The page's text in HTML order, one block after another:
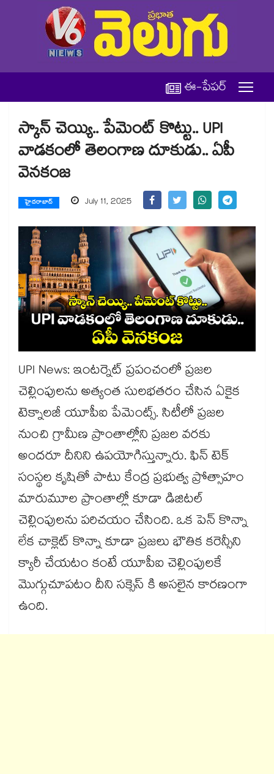
ఈ-పేపర్
స్కాన్ చెయ్యి.. పేమెంట్ కొట్టు.. UPI
వాడకంలో తెలంగాణ దూకుడు.. ఏపీ
వెనకంజ
హైదరాబాద్ July 11, 2025
UPI News: ఇంటర్నెట్ ప్రపంచంలో ప్రజల
చెల్లింపులను అత్యంత సులభతరం చేసిన ఏకైక
టెక్నాలజీ యూపీఐ పేమెంట్స్. సిటీలో ప్రజల
నుంచి గ్రామీణ ప్రాంతాల్లోని ప్రజల వరకు
అందరూ దీనిని ఉపయోగిస్తున్నారు. ఫిన్ టెక్
సంస్థల కృషితో పాటు కేంద్ర ప్రభుత్వ ప్రోత్సాహం
మారుమూల ప్రాంతాల్లో కూడా డిజిటల్
చెల్లింపులను పరిచయం చేసింది. ఒక పెన్ కొన్నా
లేక చాక్లెట్ కొన్నా కూడా ప్రజలు భౌతిక కరెన్సీని
క్యారీ చేయటం కంటే యూపీఐ చెల్లింపులకే
మెుగ్గుచూపటం దీని సక్సెస్ కి అసలైన కారణంగా
ఉంది.